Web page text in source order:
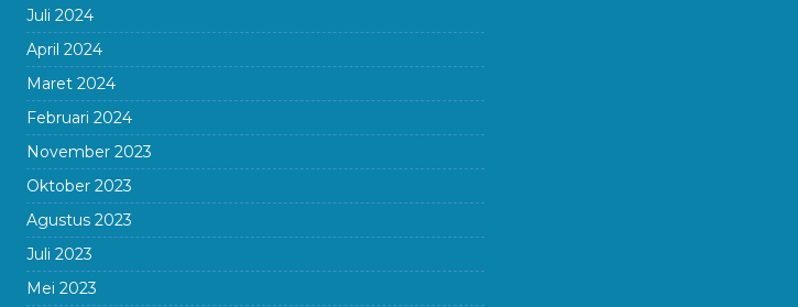
Juli 2024
April 2024
Maret 2024
Februari 2024
November 2023
Oktober 2023
Agustus 2023
Juli 2023
Mei 2023